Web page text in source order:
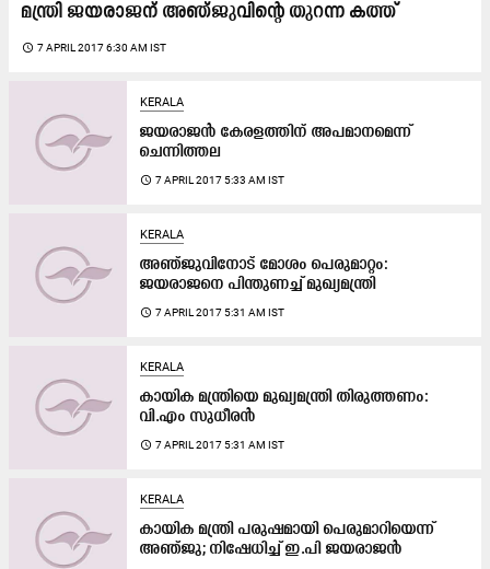
മന്ത്രി ജയരാജന് അഞ്ജുവിന്‍റെ തുറന്ന കത്ത്
access_time 7 APRIL 2017 6:30 AM IST
KERALA
ജയരാജൻ കേരളത്തിന് അപമാനമെന്ന്
ചെന്നിത്തല
access_time 7 APRIL 2017 5:33 AM IST
KERALA
അഞ്ജുവിനോട് മോശം പെരുമാറ്റം:
ജയരാജനെ പിന്തുണച്ച് മുഖ്യമന്ത്രി
access_time 7 APRIL 2017 5:31 AM IST
KERALA
കായിക മന്ത്രിയെ മുഖ്യമന്ത്രി തിരുത്തണം:
വി.എം സുധീരന്‍
access_time 7 APRIL 2017 5:31 AM IST
KERALA
കായിക മന്ത്രി പരുഷമായി​ പെരുമാറിയെന്ന്​
അഞ്​ജു​; നിഷേധിച്ച്​ ഇ.പി ജയരാജൻ